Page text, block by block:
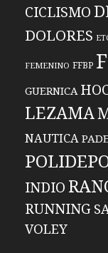
CICLISMO
DOLORES
FEMENINO FFBP
GUERNICA
LEZAMA
NAUTICA
INDIO
RUNNING
VOLEY